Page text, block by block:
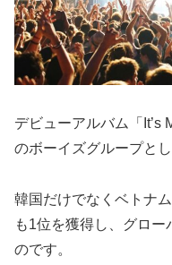
デビューアルバム「It’s
のボーイズグループと
韓国だけでなくベトナ
も1位を獲得し、グロ
のです。